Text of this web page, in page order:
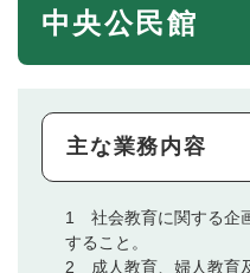
中央公民館
主な業務内容
1 社会教育に関する企
すること。
2 成人教育、婦人教育